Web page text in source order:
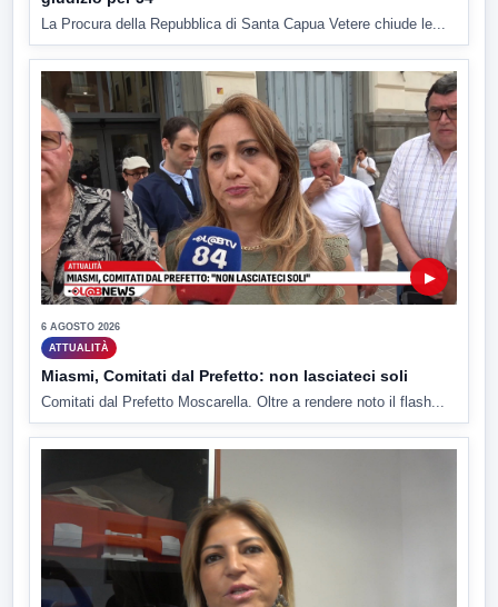
La Procura della Repubblica di Santa Capua Vetere chiude le...
▶
6 AGOSTO 2026
ATTUALITÀ
Miasmi, Comitati dal Prefetto: non lasciateci soli
Comitati dal Prefetto Moscarella. Oltre a rendere noto il flash...